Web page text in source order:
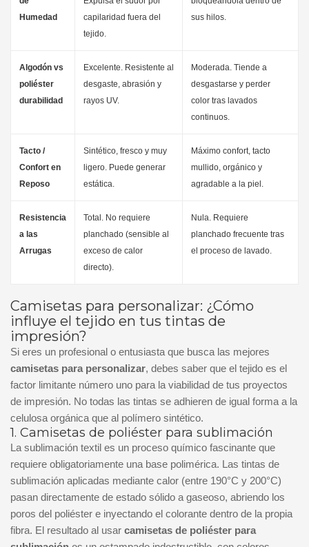
Humedad
capilaridad fuera del
tejido.
sus hilos.
Algodón vs
poliéster
durabilidad
Excelente. Resistente al
desgaste, abrasión y
rayos UV.
Moderada. Tiende a
desgastarse y perder
color tras lavados
continuos.
Tacto /
Confort en
Reposo
Sintético, fresco y muy
ligero. Puede generar
estática.
Máximo confort, tacto
mullido, orgánico y
agradable a la piel.
Resistencia
a las
Arrugas
Total. No requiere
planchado (sensible al
exceso de calor
directo).
Nula. Requiere
planchado frecuente tras
el proceso de lavado.
Camisetas para personalizar: ¿Cómo
influye el tejido en tus tintas de
impresión?
Si eres un profesional o entusiasta que busca las mejores
camisetas para personalizar, debes saber que el tejido es el
factor limitante número uno para la viabilidad de tus proyectos
de impresión. No todas las tintas se adhieren de igual forma a la
celulosa orgánica que al polímero sintético.
1. Camisetas de poliéster para sublimación
La sublimación textil es un proceso químico fascinante que
requiere obligatoriamente una base polimérica. Las tintas de
sublimación aplicadas mediante calor (entre 190°C y 200°C)
pasan directamente de estado sólido a gaseoso, abriendo los
poros del poliéster e inyectando el colorante dentro de la propia
fibra. El resultado al usar camisetas de poliéster para